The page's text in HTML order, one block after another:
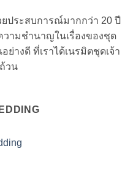
ยประสบการณ์มากกว่า 20 ปี
ามชำนาญในเรื่องของชุด
ย่างดี ที่เราได้เนรมิตชุดเจ้า
วน